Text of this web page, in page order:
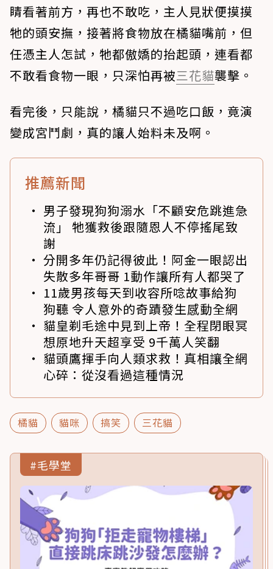
睛看著前方，再也不敢吃，主人見狀便摸摸
牠的頭安撫，接著將食物放在橘貓嘴前，但
任憑主人怎試，牠都傲嬌的抬起頭，連看都
不敢看食物一眼，只深怕再被三花貓襲擊。
看完後，只能說，橘貓只不過吃口飯，竟演
變成宮鬥劇，真的讓人始料未及啊。
推薦新聞
男子發現狗狗溺水「不顧安危跳進急
流」 牠獲救後跟隨恩人不停搖尾致
謝
分開多年仍記得彼此！阿金一眼認出
失散多年哥哥 1動作讓所有人都哭了
11歲男孩每天到收容所唸故事給狗
狗聽 令人意外的奇蹟發生感動全網
貓皇剃毛途中見到上帝！全程閉眼冥
想原地升天超享受 9千萬人笑翻
貓頭鷹揮手向人類求救！真相讓全網
心碎：從沒看過這種情況
橘貓 貓咪 搞笑 三花貓
#毛學堂